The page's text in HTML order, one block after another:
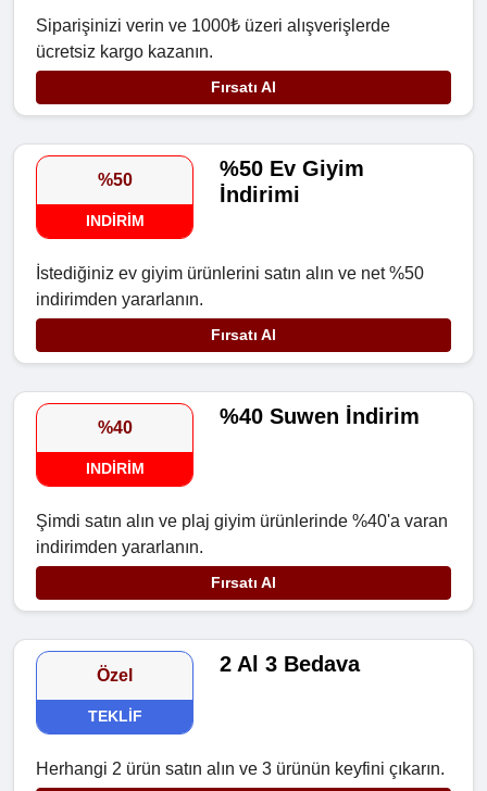
Siparişinizi verin ve 1000₺ üzeri alışverişlerde
ücretsiz kargo kazanın.
Fırsatı Al
%50
INDIRIM
%50 Ev Giyim
İndirimi
İstediğiniz ev giyim ürünlerini satın alın ve net %50
indirimden yararlanın.
Fırsatı Al
%40
INDIRIM
%40 Suwen İndirim
Şimdi satın alın ve plaj giyim ürünlerinde %40'a varan
indirimden yararlanın.
Fırsatı Al
Özel
TEKLIF
2 Al 3 Bedava
Herhangi 2 ürün satın alın ve 3 ürünün keyfini çıkarın.